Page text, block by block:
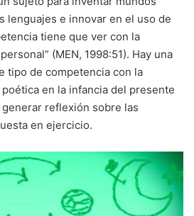
lenguajes e innovar en el uso de
tiene que ver con la
(MEN, 1998:51). Hay una
tipo de competencia con la
en la infancia del presente
reflexión sobre las
en ejercicio.